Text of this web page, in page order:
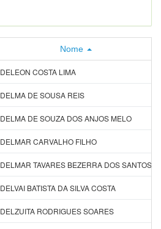
Nome
DELEON COSTA LIMA
DELMA DE SOUSA REIS
DELMA DE SOUZA DOS ANJOS MELO
DELMAR CARVALHO FILHO
DELMAR TAVARES BEZERRA DOS SANTOS
DELVAI BATISTA DA SILVA COSTA
DELZUITA RODRIGUES SOARES